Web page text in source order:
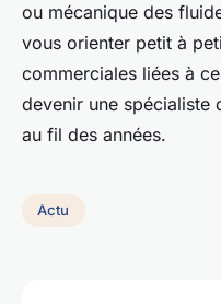
ou mécanique des
vous orienter petit à
commerciales liées à
devenir une spécialiste
au fil des années.
Actu